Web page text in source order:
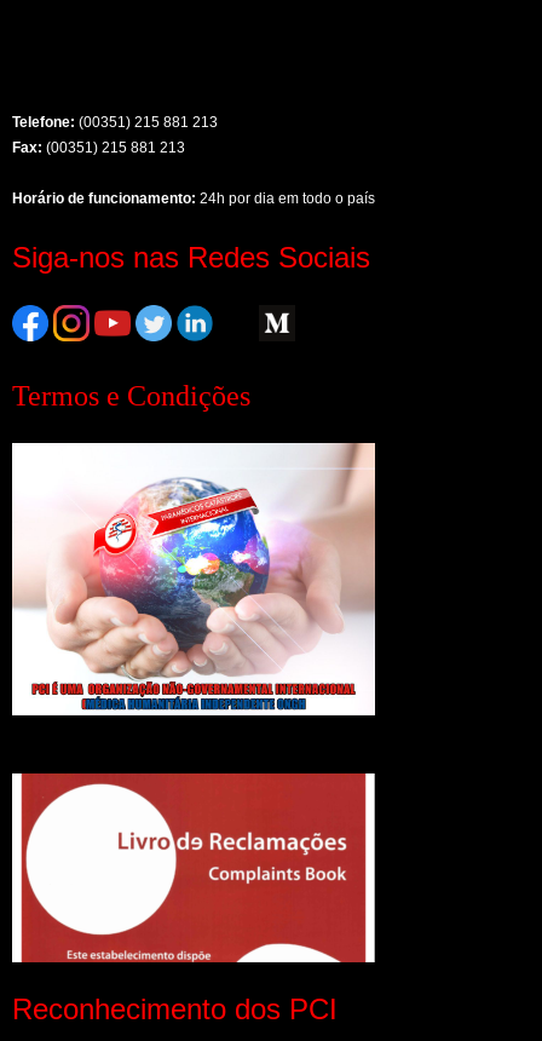
Telefone: (00351) 215 881 213
Fax: (00351) 215 881 213
Horário de funcionamento: 24h por dia em todo o país
Siga-nos nas Redes Sociais
Termos e Condições
Reconhecimento dos PCI